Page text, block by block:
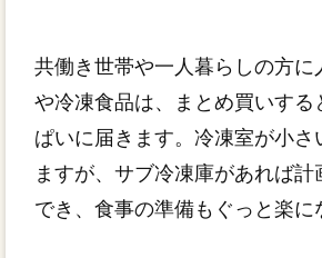
共働き世帯や一人暮らしの方に
や冷凍食品は、まとめ買いする
ぱいに届きます。冷凍室が小さ
ますが、サブ冷凍庫があれば計
でき、食事の準備もぐっと楽に